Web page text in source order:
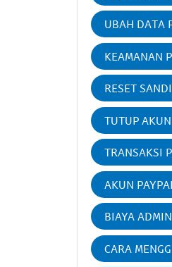
UBAH DATA
KEAMANAN
RESET
TUTUP AKUN
TRANSAKSI
AKUN
BIAYA
CARA